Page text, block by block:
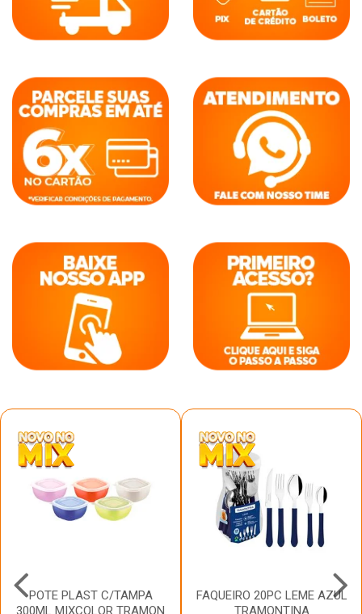
POTE PLAST C/TAMPA
300ML MIXCOLOR TRAMON
FAQUEIRO 20PC LEME AZUL
TRAMONTINA